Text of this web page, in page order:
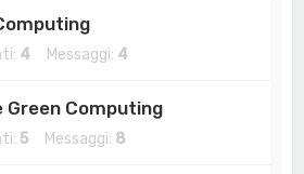
4 Messaggi: 4
Green Computing
5 Messaggi: 8